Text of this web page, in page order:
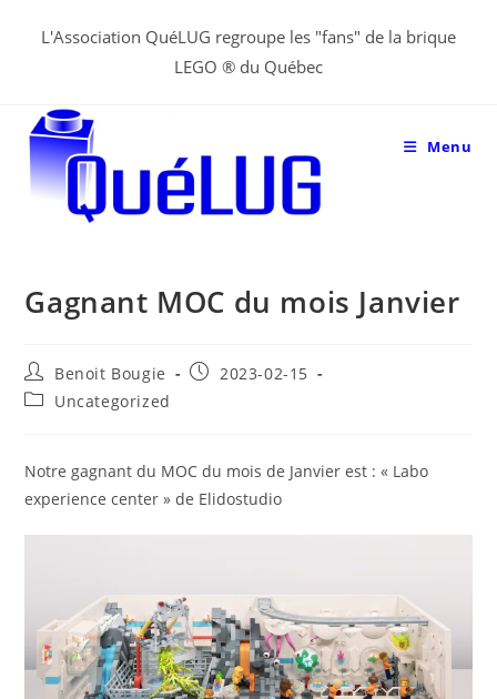
L'Association QuéLUG regroupe les "fans" de la brique
LEGO ® du Québec
Menu
Gagnant MOC du mois Janvier
Post
author:
Benoit Bougie
Post2023-02-15
PostUncategorized
Notre gagnant du MOC du mois de Janvier est : « Labo
experience center » de Elidostudio